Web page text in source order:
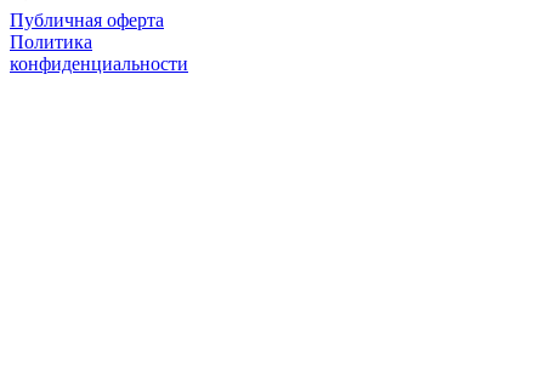
Публичная оферта
Политика
конфиденциальности